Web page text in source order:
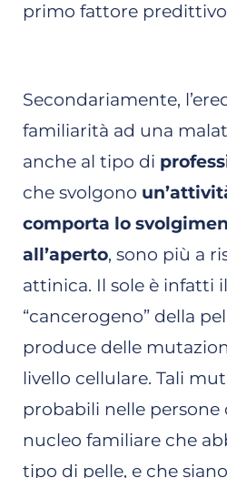
primo fattore
Secondariamente,
familiarità ad una
anche al tipo di
che svolgono
comporta lo
all’aperto, sono più a
attinica. Il sole è infatti
“cancerogeno” della
produce delle
livello cellulare. Tali
probabili nelle persone
nucleo familiare che
tipo di pelle, e che